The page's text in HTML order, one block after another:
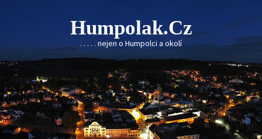
Skip
to
content
Humpolak.cz
. . . . . nejen o Humpolci a okolí